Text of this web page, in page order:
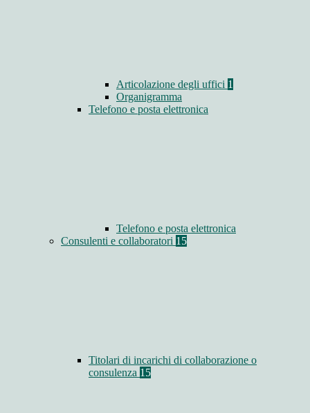
Articolazione degli uffici 1
Organigramma
Telefono e posta elettronica
Telefono e posta elettronica
Consulenti e collaboratori 15
Titolari di incarichi di collaborazione o
consulenza 15